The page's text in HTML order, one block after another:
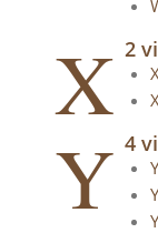
X 2
Y 4